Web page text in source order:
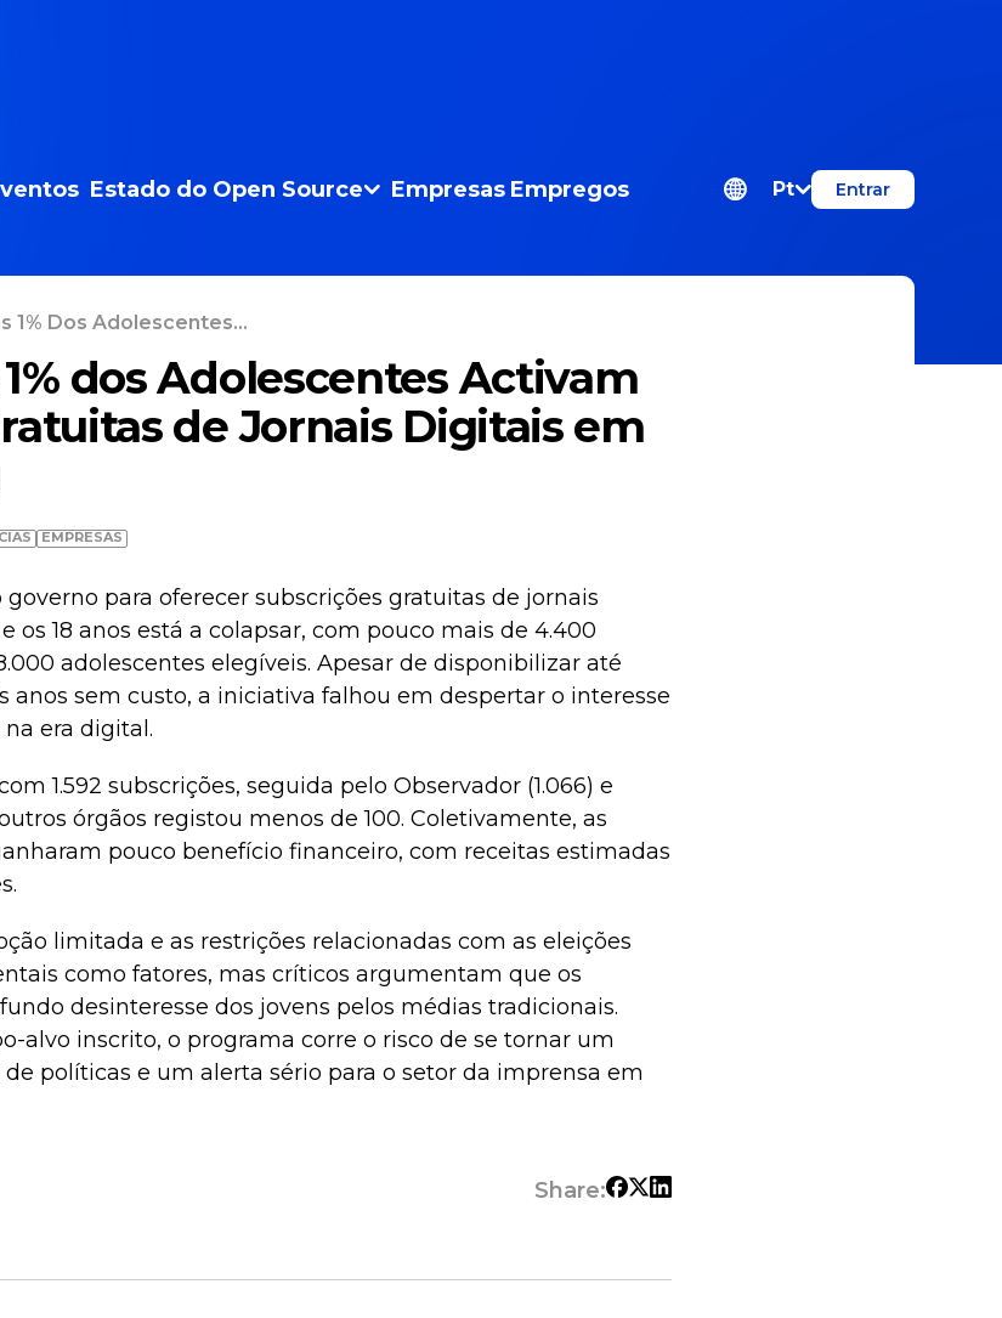
Estado do Open Source Empresas Empregos Pt Entrar
1% Dos Adolescentes...
1% dos Adolescentes Activam
de Jornais Digitais em
EMPRESAS
para oferecer subscrições gratuitas de jornais
os 18 anos está a colapsar, com pouco mais de 4.400
adolescentes elegíveis. Apesar de disponibilizar até
anos sem custo, a iniciativa falhou em despertar o interesse
era digital.
1.592 subscrições, seguida pelo Observador (1.066) e
órgãos registou menos de 100. Coletivamente, as
pouco benefício financeiro, com receitas estimadas
limitada e as restrições relacionadas com as eleições
como fatores, mas críticos argumentam que os
desinteresse dos jovens pelos médias tradicionais.
alvo inscrito, o programa corre o risco de se tornar um
políticas e um alerta sério para o setor da imprensa em
Share: